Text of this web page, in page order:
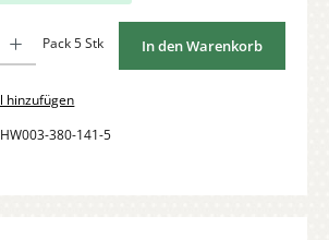
Pack 5 Stk In den Warenkorb
hinzufügen
HW003-380-141-5